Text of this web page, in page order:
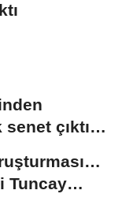
çıktı:
Tuncay